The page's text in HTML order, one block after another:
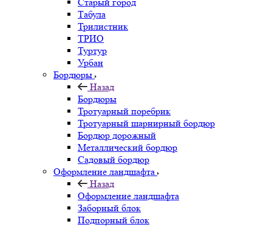
Табула
Трилистник
ТРИО
Туртур
Урбан
Бордюры
Назад
Бордюры
Тротуарный поребрик
Тротуарный шарнирный бордюр
Бордюр дорожный
Металлический бордюр
Садовый бордюр
Оформление ландшафта
Назад
Оформление ландшафта
Заборный блок
Подпорный блок